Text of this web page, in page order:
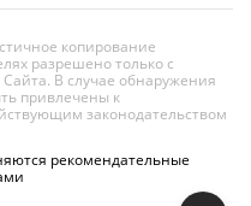
копирование
разрешено только с
В случае обнаружения
привлечены к
законодательством
рекомендательные